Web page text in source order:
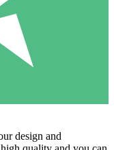
design and